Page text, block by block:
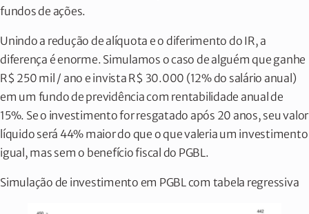
fundos de ações.
Unindo a redução de alíquota e o diferimento do IR, a
diferença é enorme. Simulamos o caso de alguém que ganhe
R$ 250 mil / ano e invista R$ 30.000 (12% do salário anual)
em um fundo de previdência com rentabilidade anual de
15%. Se o investimento for resgatado após 20 anos, seu valor
líquido será 44% maior do que o que valeria um investimento
igual, mas sem o benefício fiscal do PGBL.
Simulação de investimento em PGBL com tabela regressiva